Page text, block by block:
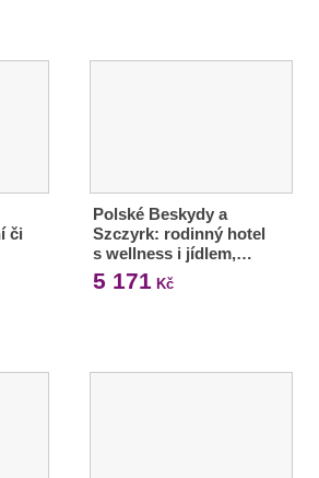
či
Polské Beskydy a
Szczyrk: rodinný hotel
s wellness i jídlem,…
5 171 Kč